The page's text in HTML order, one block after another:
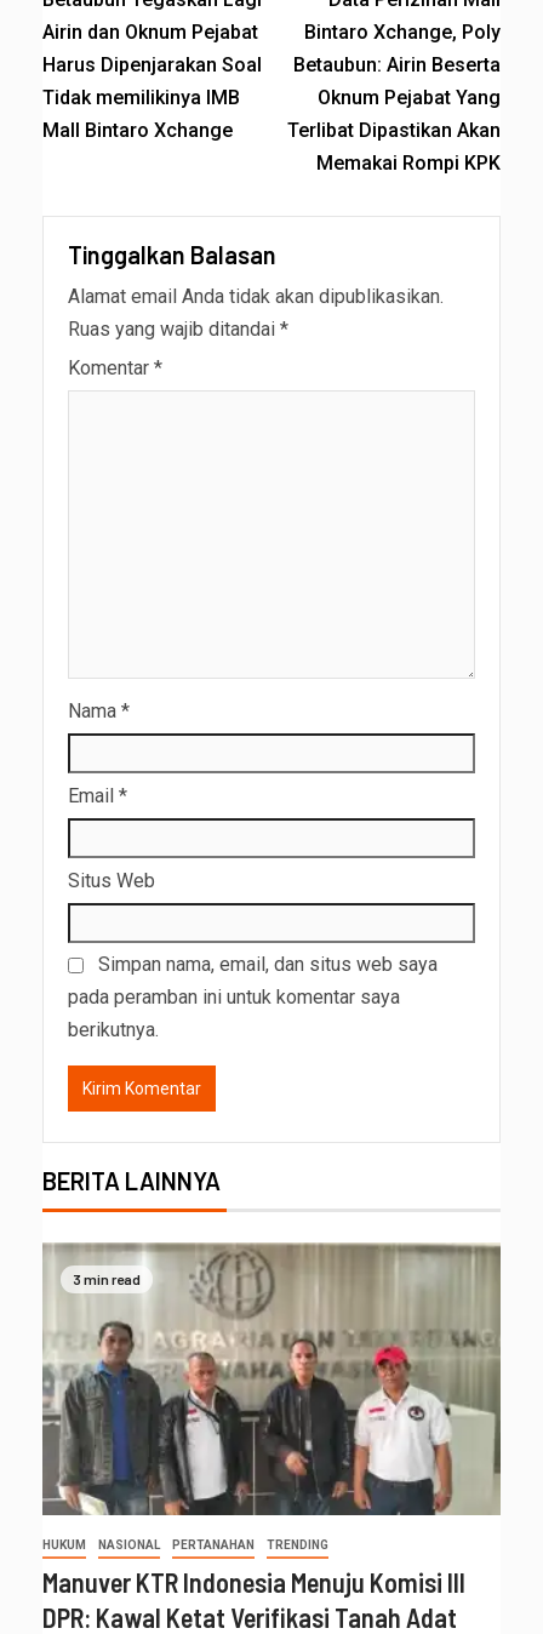
Airin dan Oknum Pejabat
Harus Dipenjarakan Soal
Tidak memilikinya IMB
Mall Bintaro Xchange
Bintaro Xchange, Poly
Betaubun: Airin Beserta
Oknum Pejabat Yang
Terlibat Dipastikan Akan
Memakai Rompi KPK
Tinggalkan Balasan
Alamat email Anda tidak akan dipublikasikan.
Ruas yang wajib ditandai *
Komentar *
Nama *
Email *
Situs Web
Simpan nama, email, dan situs web saya
pada peramban ini untuk komentar saya
berikutnya.
BERITA LAINNYA
3 min read
HUKUM NASIONAL PERTANAHAN TRENDING
Manuver KTR Indonesia Menuju Komisi III
DPR: Kawal Ketat Verifikasi Tanah Adat